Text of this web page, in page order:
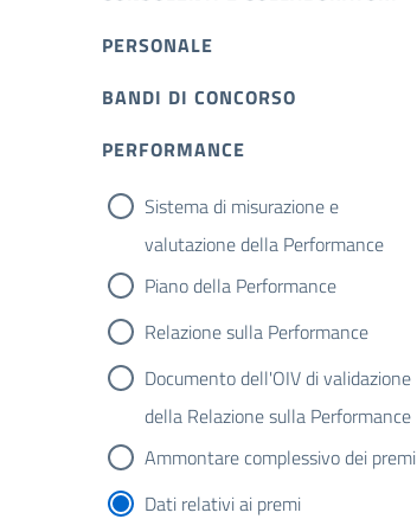
PERSONALE
BANDI DI CONCORSO
PERFORMANCE
Sistema di misurazione e
valutazione della Performance
Piano della Performance
Relazione sulla Performance
Documento dell'OIV di validazione
della Relazione sulla Performance
Ammontare complessivo dei premi
Dati relativi ai premi